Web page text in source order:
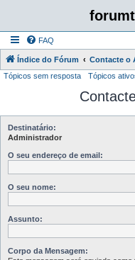
FAQ
Índice do Fórum Contacte o
Tópicos sem resposta Tópicos
Destinatário:
Administrador
O seu endereço de email:
O seu nome:
Assunto:
Corpo da Mensagem: